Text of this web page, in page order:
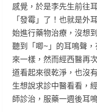
感覺，於是李先生前往
「發霉」了！也就是外
始進行藥物治療，沒想
聽到「唧~」的耳鳴聲
來一樣，然而經西醫再
道看起來很乾淨，也沒
生想說求診中醫看看，
師診治，服藥一週後耳